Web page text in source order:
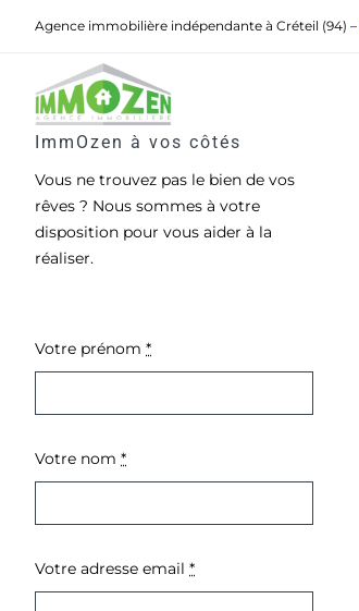
Agence immobilière indépendante à Créteil (94) –
ImmOzen à vos côtés
Vous ne trouvez pas le bien de vos
rêves ? Nous sommes à votre
disposition pour vous aider à la
réaliser.
Votre prénom *
Votre nom *
Votre adresse email *